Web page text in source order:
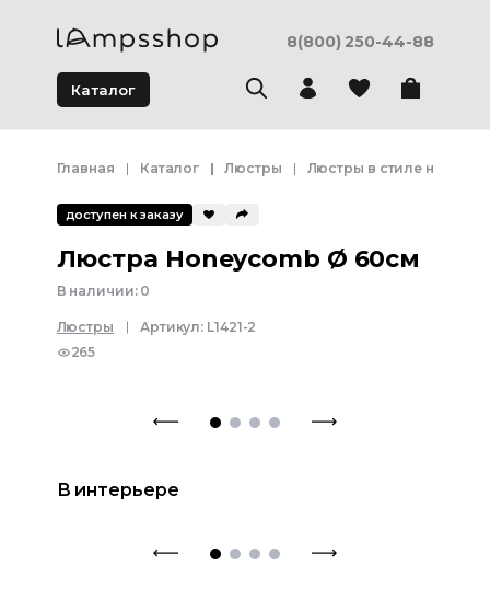
8(800) 250-44-88
Каталог
Главная Каталог Люстры Люстры в стиле
доступен к заказу
Люстра Honeycomb Ø 60см
В наличии: 0
Люстры Артикул: L1421-2
265
В интерьере